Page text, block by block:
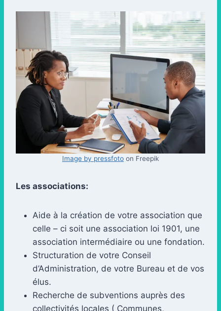
Image by pressfoto on Freepik
Les associations:
Aide à la création de votre association que
celle – ci soit une association loi 1901, une
association intermédiaire ou une fondation.
Structuration de votre Conseil
d’Administration, de votre Bureau et de vos
élus.
Recherche de subventions auprès des
collectivités locales ( Communes,